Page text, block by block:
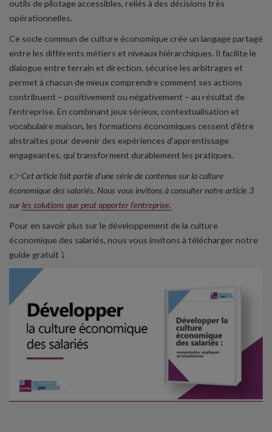
outils de pilotage accessibles, reliés à des décisions très
opérationnelles.
Ce socle commun de culture économique crée un langage partagé
entre les différents métiers et niveaux hiérarchiques. Il facilite le
dialogue entre terrain et direction, sécurise les arbitrages et
permet à chacun de mieux comprendre comment ses actions
contribuent – positivement ou négativement – au résultat de
l’entreprise. En combinant jeux sérieux, contextualisation et
vocabulaire maison, les formations économiques cessent d’être
abstraites pour devenir des expériences d’apprentissage
engageantes, qui transforment durablement les pratiques.
👉 Cet article fait partie d’une série de contenus sur la culture
économique des salariés. Nous vous invitons à consulter notre article 3
sur les solutions que peut apporter l’entreprise.
Pour en savoir plus sur le développement de la culture
économique des salariés, nous vous invitons à télécharger notre
guide gratuit ⤵️